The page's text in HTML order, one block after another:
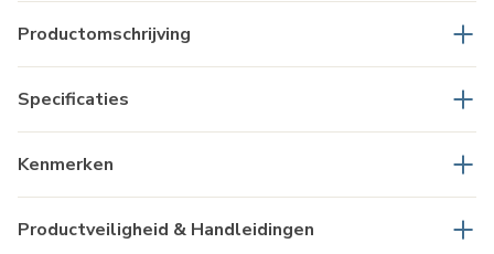
Productomschrijving
Specificaties
Kenmerken
Productveiligheid & Handleidingen